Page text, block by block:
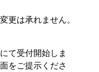
更は承れません。
て受付開始しま
をご提示くださ